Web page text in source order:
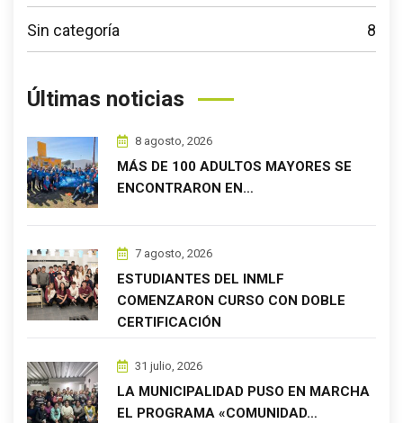
Sin categoría 8
Últimas noticias
8 agosto, 2026
MÁS DE 100 ADULTOS MAYORES SE
ENCONTRARON EN…
7 agosto, 2026
ESTUDIANTES DEL INMLF
COMENZARON CURSO CON DOBLE
CERTIFICACIÓN
31 julio, 2026
LA MUNICIPALIDAD PUSO EN MARCHA
EL PROGRAMA «COMUNIDAD…